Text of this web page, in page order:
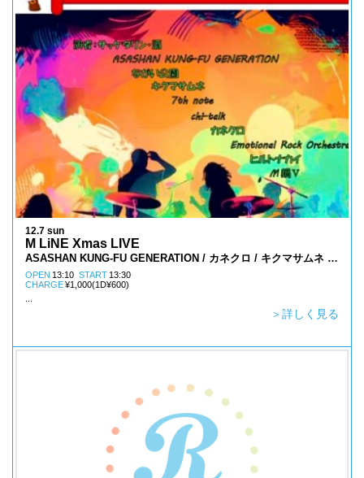
12.7 sun
M LiNE Xmas LIVE
ASASHAN KUNG-FU GENERATION / カネクロ / キクマサムネ /
７th note / ながい公園 / M鍋 Ⅴ / ヒルトナカイ / Emotional
Rock Orchestra / サッケタリン・酒 /chi-talk
OPEN 13:10 START 13:30
CHARGE¥1,000(1D¥600)
＞詳しく見る